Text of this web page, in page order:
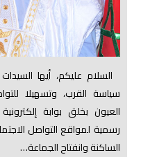
السلام عليكم، أيها
سياسة القرب، وتسهيلا
العيون بخلق بوابة
رسمية لمواقع التواصل
الساكنة وانفتاح الجماعة…